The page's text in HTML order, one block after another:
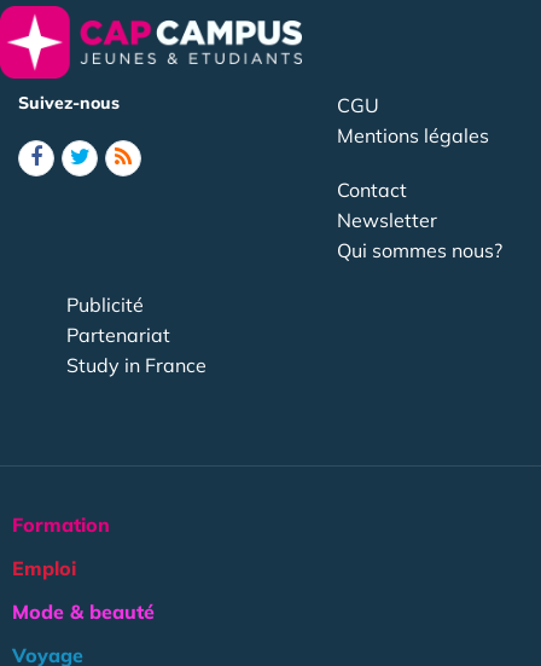
Suivez-nous
CGU
Mentions légales
Contact
Newsletter
Qui sommes nous?
Publicité
Partenariat
Study in France
Formation
Emploi
Mode & beauté
Voyage